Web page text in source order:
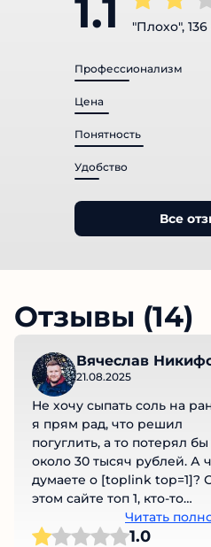
1.1 "Плохо", 136
Профессионализм
Цена
Понятность
Удобство
Все
Отзывы (14)
Вячеслав
21.08.2025
Не хочу сыпать соль на
я прям рад, что решил
погуглить, а то потерял бы
около 30 тысяч рублей. А
думаете о [toplink top=1]?
этом сайте топ 1, кто-то
пробовал с нимиЧитать
1.0